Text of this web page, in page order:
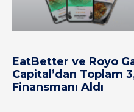
EatBetter ve Royo
Capital’dan Toplam
Finansmanı Aldı